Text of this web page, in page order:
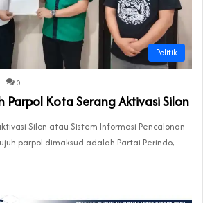
Politik
0
Parpol Kota Serang Aktivasi Silon
Silon atau Sistem Informasi Pencalonan
parpol dimaksud adalah Partai Perindo,…